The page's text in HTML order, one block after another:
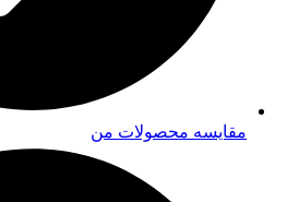
مقایسه محصولات من